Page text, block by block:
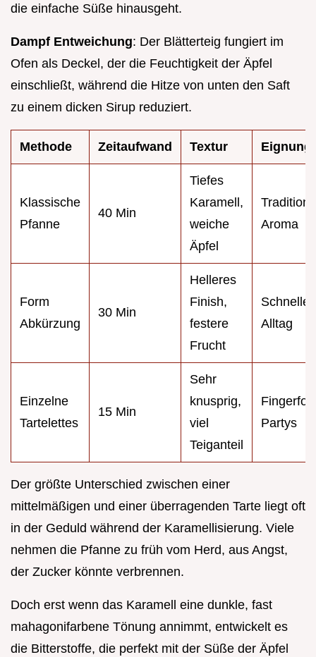
die einfache Süße hinausgeht.
Dampf Entweichung: Der Blätterteig fungiert im
Ofen als Deckel, der die Feuchtigkeit der Äpfel
einschließt, während die Hitze von unten den Saft
zu einem dicken Sirup reduziert.
Methode Zeitaufwand Textur Eignung
Klassische
Pfanne
40 Min
Tiefes
Karamell,
weiche
Äpfel
Aroma
Form
Abkürzung
30 Min
Helleres
Finish,
festere
Frucht
Schneller
Alltag
Einzelne
Tartelettes
15 Min
Sehr
knusprig,
viel
Teiganteil
Partys
Der größte Unterschied zwischen einer
mittelmäßigen und einer überragenden Tarte liegt oft
in der Geduld während der Karamellisierung. Viele
nehmen die Pfanne zu früh vom Herd, aus Angst,
der Zucker könnte verbrennen.
Doch erst wenn das Karamell eine dunkle, fast
mahagonifarbene Tönung annimmt, entwickelt es
die Bitterstoffe, die perfekt mit der Süße der Äpfel